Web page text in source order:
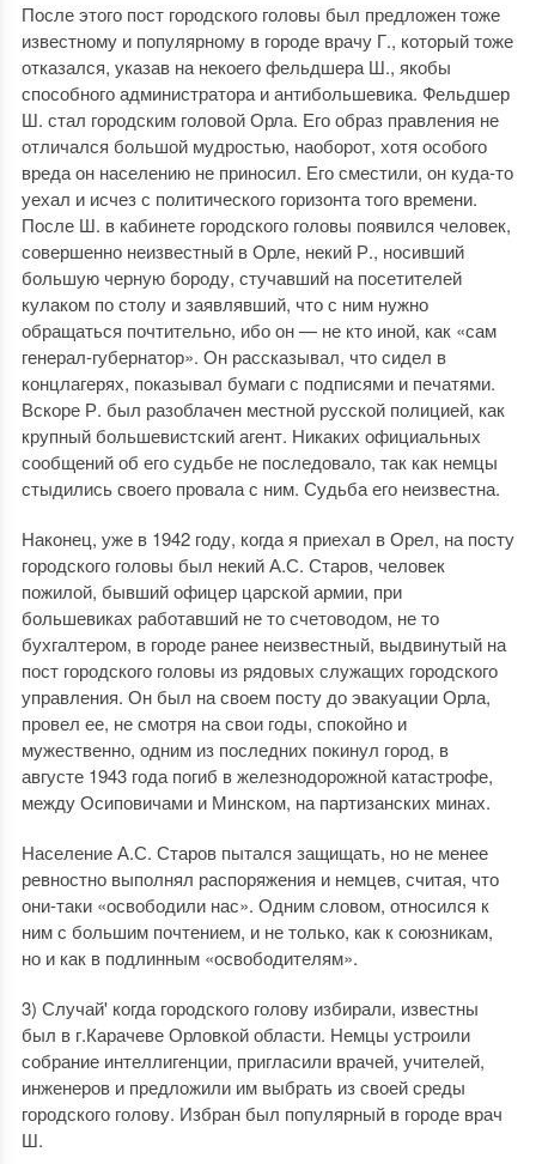
После этого пост городского головы был предложен тоже
известному и популярному в городе врачу Г., который тоже
отказался, указав на некоего фельдшера Ш., якобы
способного администратора и антибольшевика. Фельдшер
Ш. стал городским головой Орла. Его образ правления не
отличался большой мудростью, наоборот, хотя особого
вреда он населению не приносил. Его сместили, он куда-то
уехал и исчез с политического горизонта того времени.
После Ш. в кабинете городского головы появился человек,
совершенно неизвестный в Орле, некий Р., носивший
большую черную бороду, стучавший на посетителей
кулаком по столу и заявлявший, что с ним нужно
обращаться почтительно, ибо он — не кто иной, как «сам
генерал-губернатор». Он рассказывал, что сидел в
концлагерях, показывал бумаги с подписями и печатями.
Вскоре Р. был разоблачен местной русской полицией, как
крупный большевистский агент. Никаких официальных
сообщений об его судьбе не последовало, так как немцы
стыдились своего провала с ним. Судьба его неизвестна.
Наконец, уже в 1942 году, когда я приехал в Орел, на посту
городского головы был некий А.С. Старов, человек
пожилой, бывший офицер царской армии, при
большевиках работавший не то счетоводом, не то
бухгалтером, в городе ранее неизвестный, выдвинутый на
пост городского головы из рядовых служащих городского
управления. Он был на своем посту до эвакуации Орла,
провел ее, не смотря на свои годы, спокойно и
мужественно, одним из последних покинул город, в
августе 1943 года погиб в железнодорожной катастрофе,
между Осиповичами и Минском, на партизанских минах.
Население А.С. Старов пытался защищать, но не менее
ревностно выполнял распоряжения и немцев, считая, что
они-таки «освободили нас». Одним словом, относился к
ним с большим почтением, и не только, как к союзникам,
но и как в подлинным «освободителям».
3) Случай' когда городского голову избирали, известны
был в г.Карачеве Орловкой области. Немцы устроили
собрание интеллигенции, пригласили врачей, учителей,
инженеров и предложили им выбрать из своей среды
городского голову. Избран был популярный в городе врач
Ш.